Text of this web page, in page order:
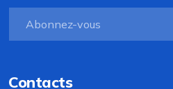
Contacts